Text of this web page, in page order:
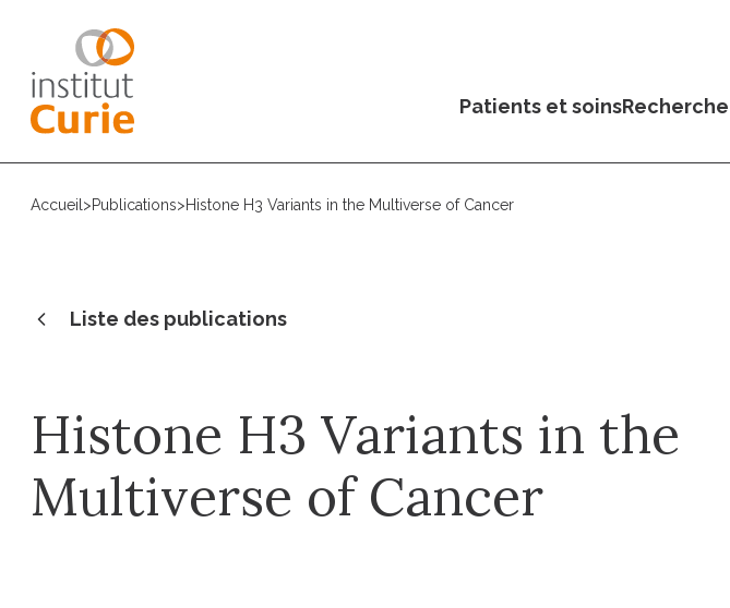
Patients et soins
Accueil >Publications>Histone H3 Variants in the Multiverse of Cancer
Liste des publications
Histone H3 Variants in the
Multiverse of Cancer